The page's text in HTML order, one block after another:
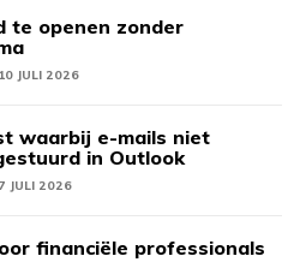
te openen zonder
10 JULI 2026
waarbij e-mails niet
in Outlook
7 JULI 2026
financiële professionals